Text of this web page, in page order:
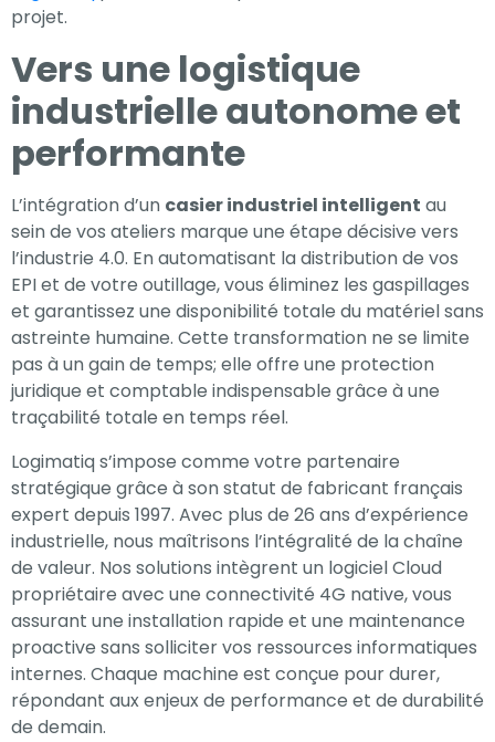
projet.
Vers une logistique
industrielle autonome et
performante
L’intégration d’un casier industriel intelligent au
sein de vos ateliers marque une étape décisive vers
l’industrie 4.0. En automatisant la distribution de vos
EPI et de votre outillage, vous éliminez les gaspillages
et garantissez une disponibilité totale du matériel sans
astreinte humaine. Cette transformation ne se limite
pas à un gain de temps; elle offre une protection
juridique et comptable indispensable grâce à une
traçabilité totale en temps réel.
Logimatiq s’impose comme votre partenaire
stratégique grâce à son statut de fabricant français
expert depuis 1997. Avec plus de 26 ans d’expérience
industrielle, nous maîtrisons l’intégralité de la chaîne
de valeur. Nos solutions intègrent un logiciel Cloud
propriétaire avec une connectivité 4G native, vous
assurant une installation rapide et une maintenance
proactive sans solliciter vos ressources informatiques
internes. Chaque machine est conçue pour durer,
répondant aux enjeux de performance et de durabilité
de demain.